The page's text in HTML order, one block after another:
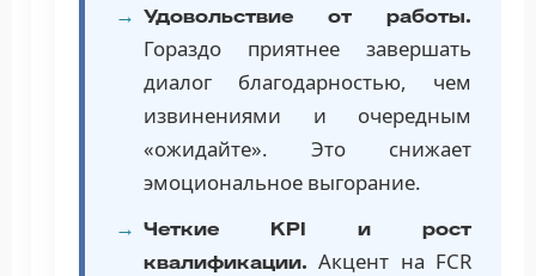
Удовольствие от работы.
Гораздо приятнее завершать
диалог благодарностью, чем
извинениями и очередным
«ожидайте». Это снижает
эмоциональное выгорание.
Четкие KPI и рост
квалификации. Акцент на FCR